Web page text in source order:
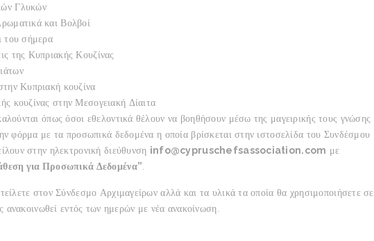
Γλυκών
και Βολβοί
του σήμερα
της Κυπριακής Κουζίνας
Κυπριακή κουζίνα
κουζίνας στην Μεσογειακή Δίαιτα
όπως όσοι εθελοντικά θέλουν να βοηθήσουν μέσω της μαγειρικής τους γνώσης
φόρμα με τα προσωπικά δεδομένα η οποία βρίσκεται στην ιστοσελίδα του Συνδέσμου
στην ηλεκτρονική διεύθυνση info@cypruschefsassociation.com με
για Προσωπικά Δεδομένα”
στον Σύνδεσμο Αρχιμαγείρων αλλά και τα υλικά τα οποία θα χρησιμοποιήσετε σε
ανακοινωθεί εντός των ημερών με νέα ανακοίνωση.